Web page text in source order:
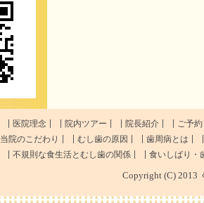
医院理念 院内ツアー 院長紹介
ご予
当院のこだわり むし歯の原因
歯周病とは
不規則な食生活とむし歯の関係 食いしばり・
Copyright (C) 2013